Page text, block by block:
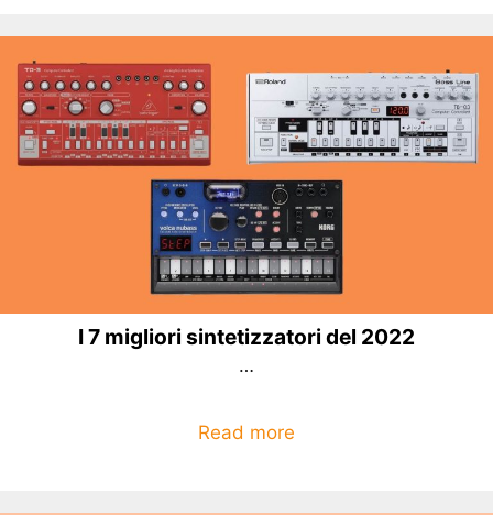
I 7 migliori sintetizzatori del 2022
…
Read more